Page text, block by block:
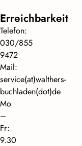
Erreichbarkeit
Telefon:
030/855
9472
Mail:
service(at)walthers-
buchladen(dot)de
Mo
–
Fr:
9.30